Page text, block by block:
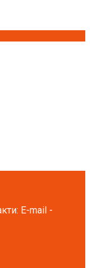
E-mail -